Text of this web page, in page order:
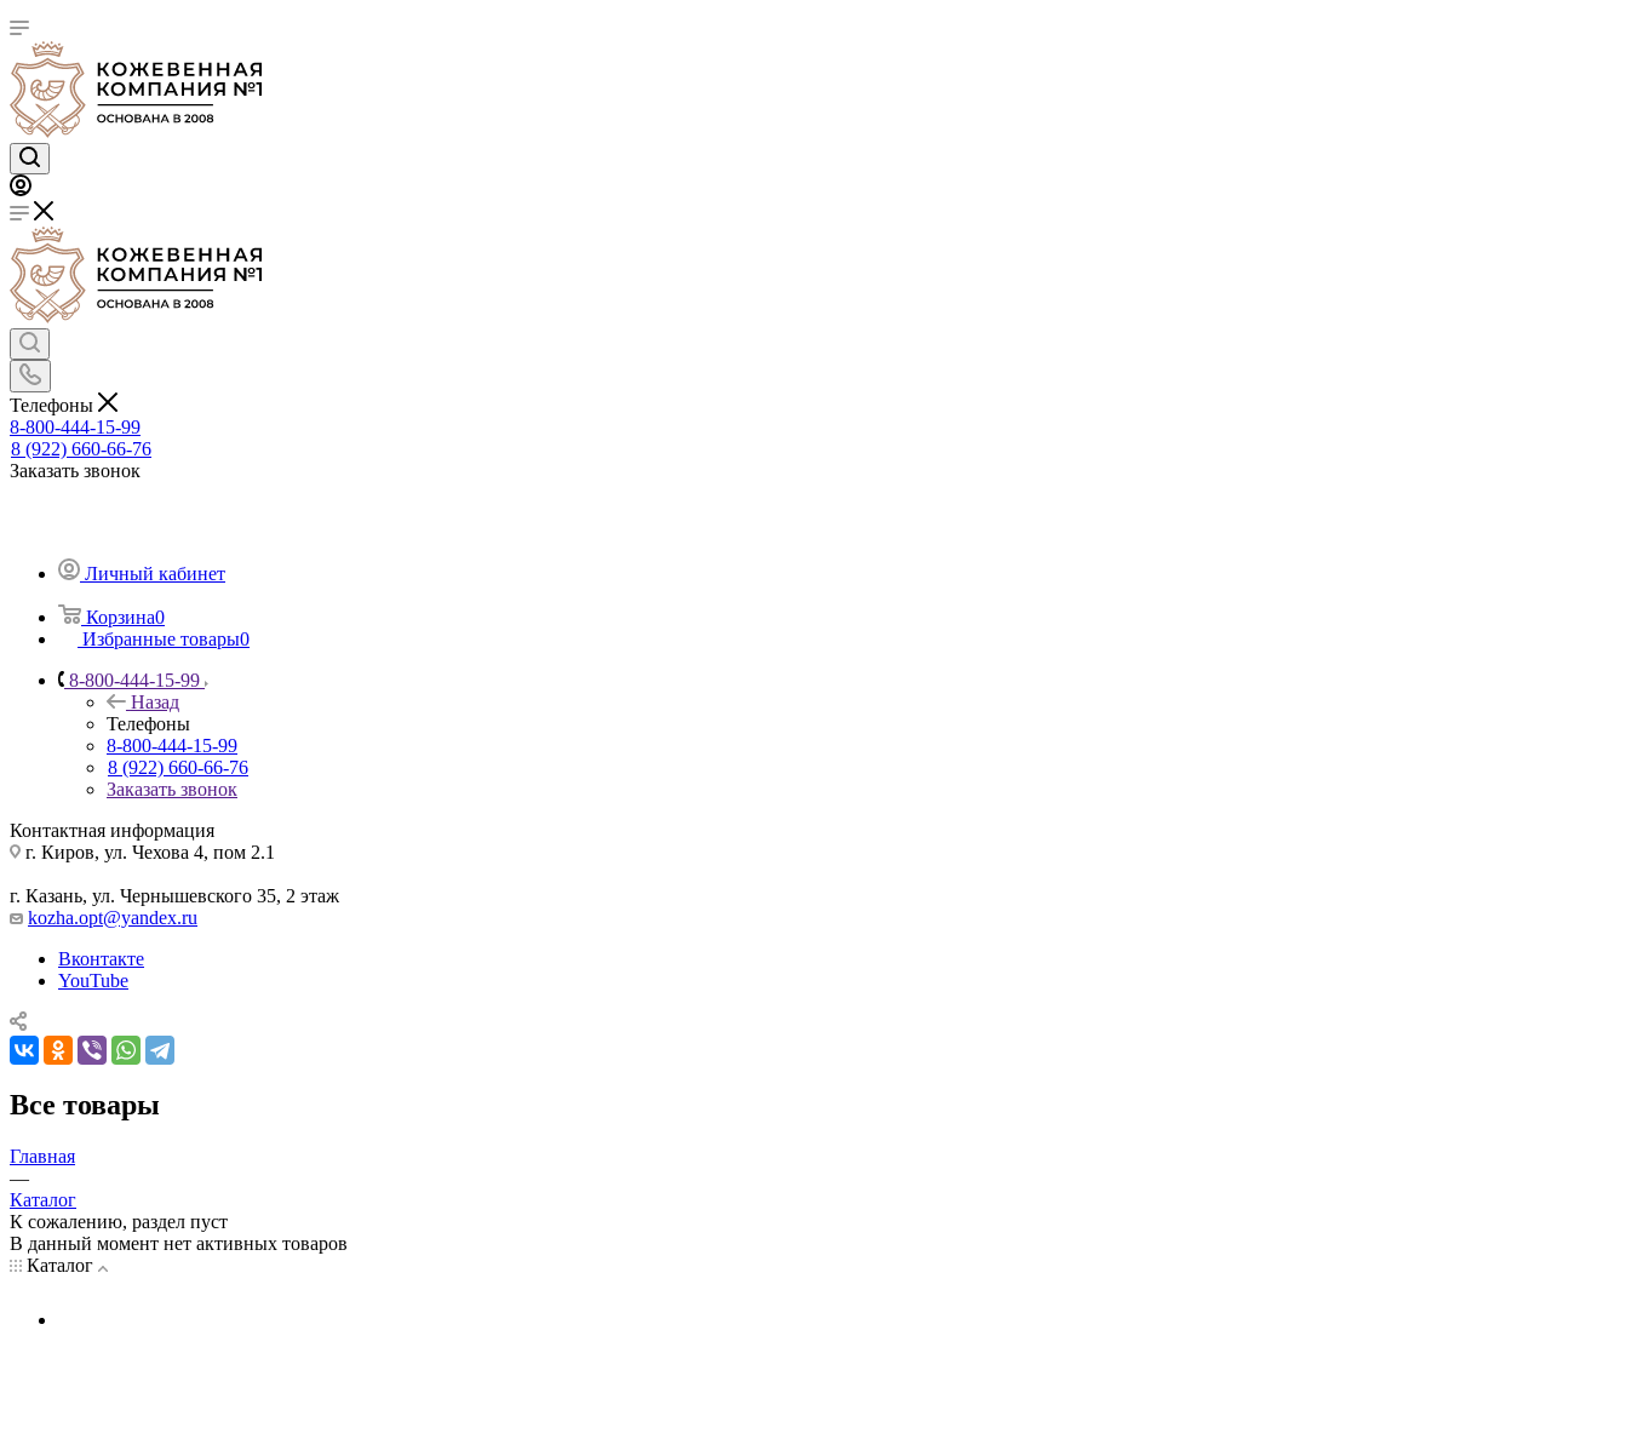
Телефоны
8-800-444-15-99
8 (922) 660-66-76
Заказать звонок
Личный кабинет
Корзина0
Избранные товары0
8-800-444-15-99
Назад
Телефоны
8-800-444-15-99
8 (922) 660-66-76
Заказать звонок
Контактная информация
г. Киров, ул. Чехова 4, пом 2.1
г. Казань, ул. Чернышевского 35, 2 этаж
kozha.opt@yandex.ru
Вконтакте
YouTube
Все товары
Главная
—
Каталог
К сожалению, раздел пуст
В данный момент нет активных товаров
Каталог